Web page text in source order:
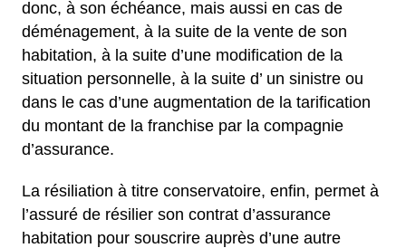
donc, à son échéance, mais aussi en cas de
déménagement, à la suite de la vente de son
habitation, à la suite d’une modification de la
situation personnelle, à la suite d’ un sinistre ou
dans le cas d’une augmentation de la tarification
du montant de la franchise par la compagnie
d’assurance.
La résiliation à titre conservatoire, enfin, permet à
l’assuré de résilier son contrat d’assurance
habitation pour souscrire auprès d’une autre